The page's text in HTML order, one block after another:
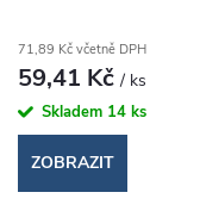
71,89 Kč včetně DPH
59,41 Kč/ ks
Skladem 14 ks
ZOBRAZIT